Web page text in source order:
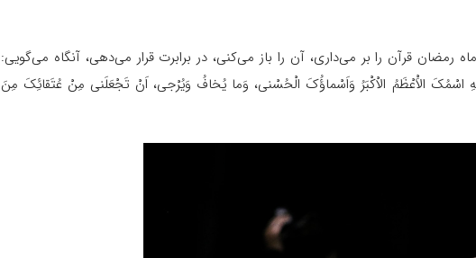
رمضان قرآن را بر می‌داری، آن را باز می‌کنی، در برابرت قرار می‌دهی، آنگاه می‌گویی:
اسْمُکَ الاَْعْظَمُ الاْکْبَرُ وَاَسْماؤُکَ الْحُسْنی، وَما یُخافُ وَیُرْجی، اَنْ تَجْعَلَنی مِنْ عُتَقائِکَ مِنَ